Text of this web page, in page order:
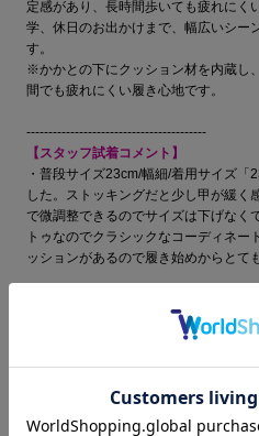
定感があり、長時間歩いても疲れにく
学、休日のお出かけまで、幅広いシー
す。
※かかとの下にクッション材を内蔵し
間でも疲れにくい履き心地です。
-----------------------------------------
【スタッフ試着コメント】
・普段サイズ23cm/幅細/着用サイズ
した。ストッキングだと少し甲が緩く
で微調整できるのでサイズは下げなく
トゥなのでクラシックなコーディネー
ッションがあるので履き始めからとて
●原産国：日本